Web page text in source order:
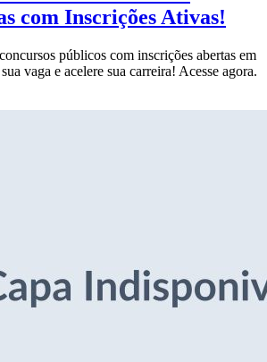
com Inscrições Ativas!
públicos com inscrições abertas em
vaga e acelere sua carreira! Acesse agora.